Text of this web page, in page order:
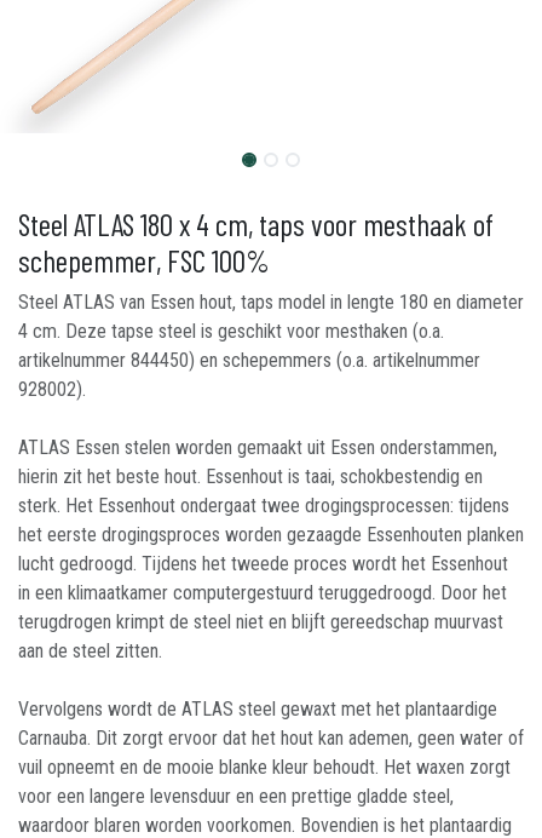
Steel ATLAS 180 x 4 cm, taps voor mesthaak of
schepemmer, FSC 100%
Steel ATLAS van Essen hout, taps model in lengte 180 en diameter
4 cm. Deze tapse steel is geschikt voor mesthaken (o.a.
artikelnummer 844450) en schepemmers (o.a. artikelnummer
928002).
ATLAS Essen stelen worden gemaakt uit Essen onderstammen,
hierin zit het beste hout. Essenhout is taai, schokbestendig en
sterk. Het Essenhout ondergaat twee drogingsprocessen: tijdens
het eerste drogingsproces worden gezaagde Essenhouten planken
lucht gedroogd. Tijdens het tweede proces wordt het Essenhout
in een klimaatkamer computergestuurd teruggedroogd. Door het
terugdrogen krimpt de steel niet en blijft gereedschap muurvast
aan de steel zitten.
Vervolgens wordt de ATLAS steel gewaxt met het plantaardige
Carnauba. Dit zorgt ervoor dat het hout kan ademen, geen water of
vuil opneemt en de mooie blanke kleur behoudt. Het waxen zorgt
voor een langere levensduur en een prettige gladde steel,
waardoor blaren worden voorkomen. Bovendien is het plantaardig